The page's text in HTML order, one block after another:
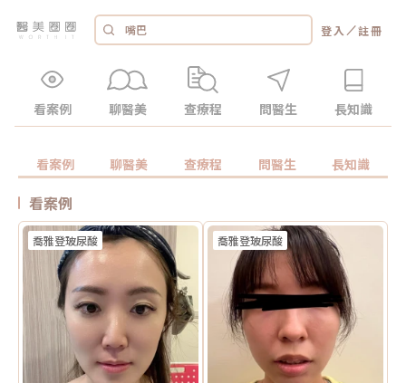
登入 ／註冊
看案例 聊醫美 查療程 問醫生 長知識
看案例 聊醫美 查療程 問醫生 長知識
看案例
喬雅登玻尿酸 喬雅登玻尿酸